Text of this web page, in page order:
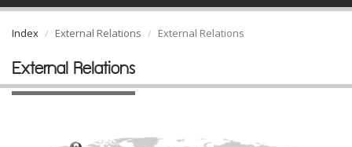
Index External Relations External Relations
External Relations